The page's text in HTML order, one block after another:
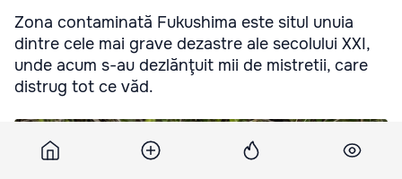
Zona contaminată Fukushima este situl unuia
dintre cele mai grave dezastre ale secolului XXI,
unde acum s-au dezlănţuit mii de mistretii, care
distrug tot ce văd.